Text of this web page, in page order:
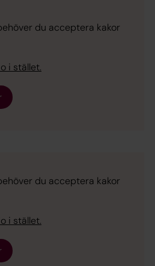
du acceptera kakor
i stället.
du acceptera kakor
i stället.